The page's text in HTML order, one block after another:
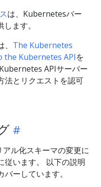
は、Kubernetesバー
ます。
The Kubernetes
the Kubernetes APIを
APIサーバー
法とリクエストを認可
ル化スキーマの変更に
従います。 以下の説明
ーしています。